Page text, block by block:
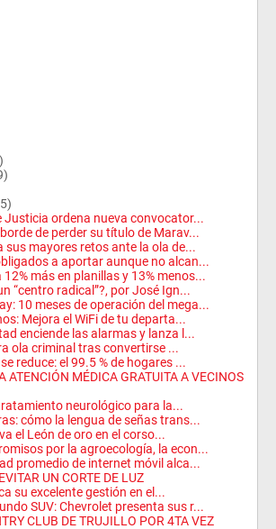
Justicia ordena nueva convocator...
de perder su título de Marav...
sus mayores retos ante la ola de...
a aportar aunque no alcan...
más en planillas y 13% menos...
“centro radical”?, por José Ign...
10 meses de operación del mega...
Mejora el WiFi de tu departa...
enciende las alarmas y lanza l...
ola criminal tras convertirse ...
reduce: el 99.5 % de hogares ...
ATENCIÓN MÉDICA GRATUITA A VECINOS
neurológico para la...
cómo la lengua de señas trans...
el León de oro en el corso...
por la agroecología, la econ...
promedio de internet móvil alca...
UN CORTE DE LUZ
su excelente gestión en el...
SUV: Chevrolet presenta sus r...
CLUB DE TRUJILLO POR 4TA VEZ